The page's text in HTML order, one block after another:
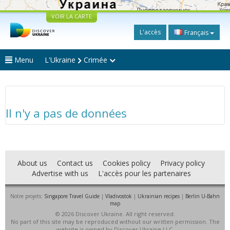
VOIR LA CARTE
L'accès Français
Menu L'Ukraine Crimée
Il n'y a pas de données
About us Contact us Cookies policy
Privacy policy
Advertise with us
L'accès pour les partenaires
Notre projets: Singapore Travel Guide | Vladivostok | Ukrainian recipes | Berlin U-Bahn
map
© 2026 Discover Ukraine. All right reserved.
No part of this site may be reproduced without our written permission. The